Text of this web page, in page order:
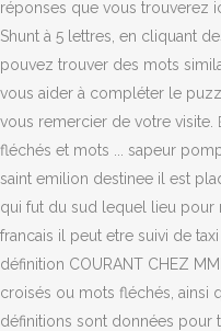
réponses que vous trouverez
Shunt à 5 lettres, en cliquant
pouvez trouver des mots
vous aider à compléter le
vous remercier de votre
fléchés et mots ... sapeur
saint emilion destinee il est
qui fut du sud lequel lieu pour
francais il peut etre suivi de
définition COURANT CHEZ
croisés ou mots fléchés, ainsi
définitions sont données pour